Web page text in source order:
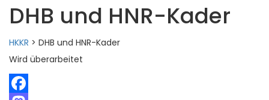
DHB und HNR-Kader
HKKR > DHB und HNR-Kader
Wird überarbeitet